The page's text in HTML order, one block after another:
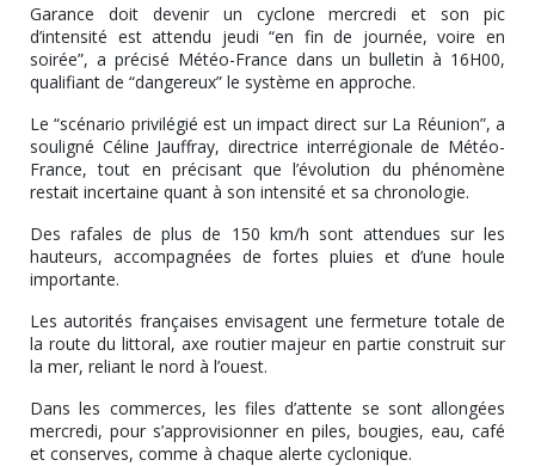
Garance doit devenir un cyclone mercredi et son pic
d’intensité est attendu jeudi “en fin de journée, voire en
soirée”, a précisé Météo-France dans un bulletin à 16H00,
qualifiant de “dangereux” le système en approche.
Le “scénario privilégié est un impact direct sur La Réunion”, a
souligné Céline Jauffray, directrice interrégionale de Météo-
France, tout en précisant que l’évolution du phénomène
restait incertaine quant à son intensité et sa chronologie.
Des rafales de plus de 150 km/h sont attendues sur les
hauteurs, accompagnées de fortes pluies et d’une houle
importante.
Les autorités françaises envisagent une fermeture totale de
la route du littoral, axe routier majeur en partie construit sur
la mer, reliant le nord à l’ouest.
Dans les commerces, les files d’attente se sont allongées
mercredi, pour s’approvisionner en piles, bougies, eau, café
et conserves, comme à chaque alerte cyclonique.